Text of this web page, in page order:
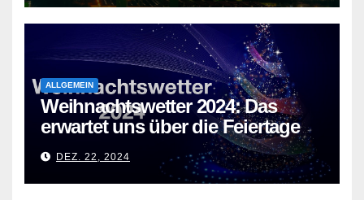
ALLGEMEIN
Weihnachtswetter 2024: Das
erwartet uns über die Feiertage
DEZ. 22, 2024